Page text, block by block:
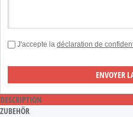
J'accepte la déclaration de
DESCRIPTION
ZUBEHÖR